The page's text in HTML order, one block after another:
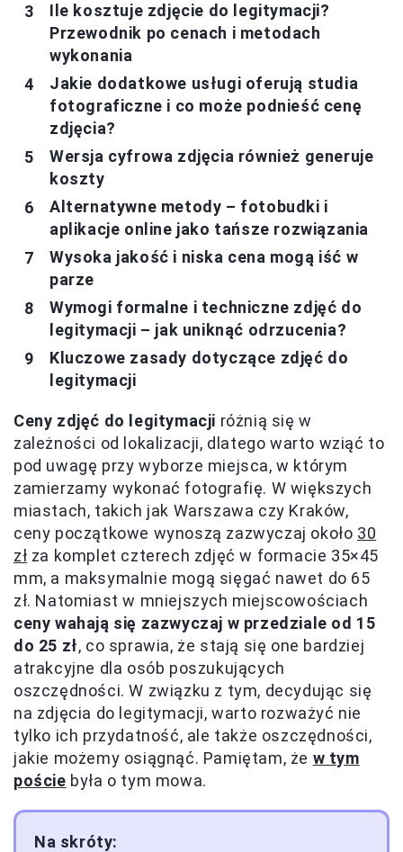
Ile kosztuje zdjęcie do legitymacji?
Przewodnik po cenach i metodach
wykonania
Jakie dodatkowe usługi oferują studia
fotograficzne i co może podnieść cenę
zdjęcia?
Wersja cyfrowa zdjęcia również generuje
koszty
Alternatywne metody – fotobudki i
aplikacje online jako tańsze rozwiązania
Wysoka jakość i niska cena mogą iść w
parze
Wymogi formalne i techniczne zdjęć do
legitymacji – jak uniknąć odrzucenia?
Kluczowe zasady dotyczące zdjęć do
legitymacji
Ceny zdjęć do legitymacji różnią się w
zależności od lokalizacji, dlatego warto wziąć to
pod uwagę przy wyborze miejsca, w którym
zamierzamy wykonać fotografię. W większych
miastach, takich jak Warszawa czy Kraków,
ceny początkowe wynoszą zazwyczaj około 30
zł za komplet czterech zdjęć w formacie 35×45
mm, a maksymalnie mogą sięgać nawet do 65
zł. Natomiast w mniejszych miejscowościach
ceny wahają się zazwyczaj w przedziale od 15
do 25 zł, co sprawia, że stają się one bardziej
atrakcyjne dla osób poszukujących
oszczędności. W związku z tym, decydując się
na zdjęcia do legitymacji, warto rozważyć nie
tylko ich przydatność, ale także oszczędności,
jakie możemy osiągnąć. Pamiętam, że w tym
poście była o tym mowa.
Na skróty: